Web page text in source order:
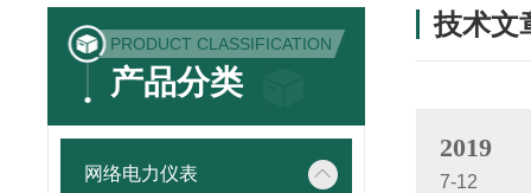
PRODUCT CLASSIFICATION
产品分类
网络电力仪表
技术文
2019
7-12